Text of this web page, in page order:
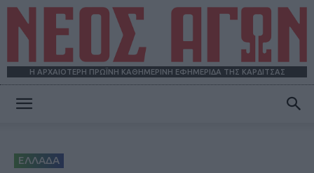
Η ΑΡΧΑΙΟΤΕΡΗ ΠΡΩΪΝΗ ΚΑΘΗΜΕΡΙΝΗ ΕΦΗΜΕΡΙΔΑ ΤΗΣ ΚΑΡΔΙΤΣΑΣ
ΕΛΛΑΔΑ